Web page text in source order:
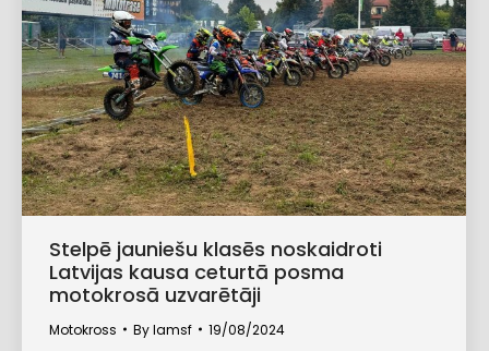
Stelpē jauniešu klasēs noskaidroti
Latvijas kausa ceturtā posma
motokrosā uzvarētāji
Motokross Bylamsf 19/08/2024